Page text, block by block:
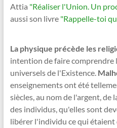
Attia "Réaliser l'Union. Un
aussi son livre "Rappelle-toi
La physique précède les
intention de faire comprendre
universels de l'Existence.
enseignements ont été
siècles, au nom de l'argent,
des individus, qu'elles sont
libérer l'individu ce qui